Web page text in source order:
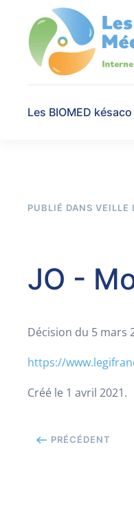
Skip to main
Les BIOMED késaco
PUBLIÉ DANS VEILLE
JO -
Décision du 5 mars
https://
Créé le 1 avril 2021.
PRÉCÉDENT